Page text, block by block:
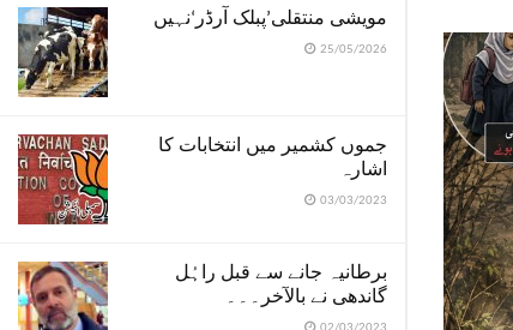
مویشی منتقلی’پبلک آرڈر‘نہیں
25/05/2026
جموں کشمیر میں انتخابات کا
اشارہ
03/03/2023
برطانیہ جانے سے قبل راہُل
گاندھی نے بالآخر۔۔۔